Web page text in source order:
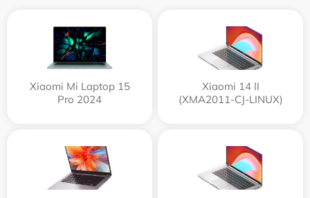
Xiaomi Mi Laptop 15
Pro 2024
Xiaomi 14 II
(XMA2011-CJ-LINUX)